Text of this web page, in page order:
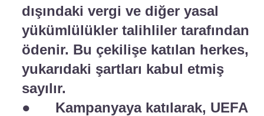
dışındaki vergi ve diğer yasal
yükümlülükler talihliler tarafından
ödenir. Bu çekilişe katılan herkes,
yukarıdaki şartları kabul etmiş
sayılır.
● Kampanyaya katılarak, UEFA